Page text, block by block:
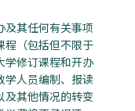
及其任何有关事项
程（包括但不限于
学修订课程和开办
学人员编制、报读
及其他情况的转变